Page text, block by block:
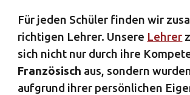
Für jeden Schüler finden wir
richtigen Lehrer. Unsere Lehrer
sich nicht nur durch ihre
Französisch aus, sondern
aufgrund ihrer persönlichen